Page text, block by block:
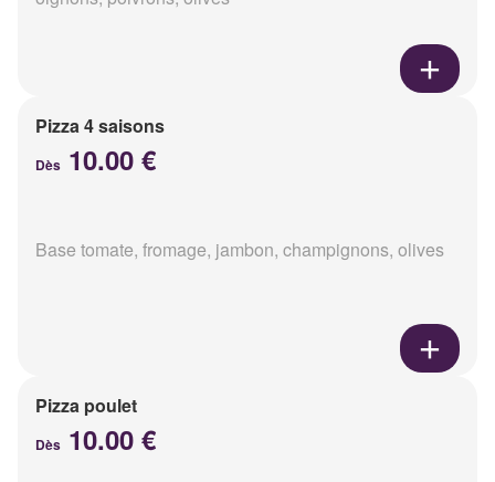
Pizza 4 saisons
Dès 10.00 €
Base tomate, fromage, jambon, champignons, olives
Pizza poulet
Dès 10.00 €